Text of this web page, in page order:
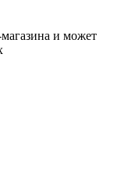
и может